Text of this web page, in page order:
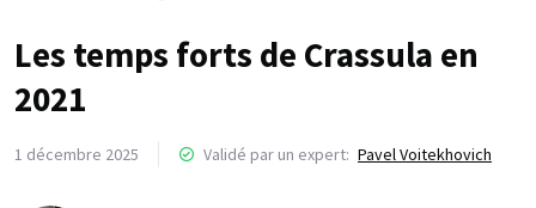
Les temps forts de Crassula en
2021
1 décembre 2025 Validé par un expert: Pavel Voitekhovich